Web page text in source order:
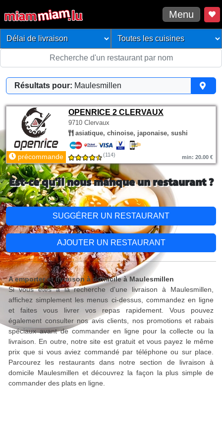
Menu
Résultats pour: Maulesmillen
OPENRICE 2 CLERVAUX
9710 Clervaux
asiatique, chinoise, japonaise, sushi
précommande (114) min: 20.00 €
Est-ce qu'il nous manque un restaurant ?
SUGGÉRER UN RESTAURANT
AJOUTER UN RESTAURANT
A emporter et livraison à domicile à Maulesmillen
Si vous êtes à la recherche d'une livraison à Maulesmillen,
affichez simplement les menus ci-dessus, commandez en ligne
et faites vous livrer vos repas rapidement. Vous pouvez
également consulter nos avis clients, nos promotions et rabais
spéciaux avant de commander en ligne pour la collecte ou la
livraison. En outre, notre site est gratuit et vous payez le même
prix que si vous aviez commandé par téléphone ou sur place.
Parcourez les restaurants dans notre section de livraison à
domicile Maulesmillen et découvrez la façon la plus simple de
commander des plats en ligne.